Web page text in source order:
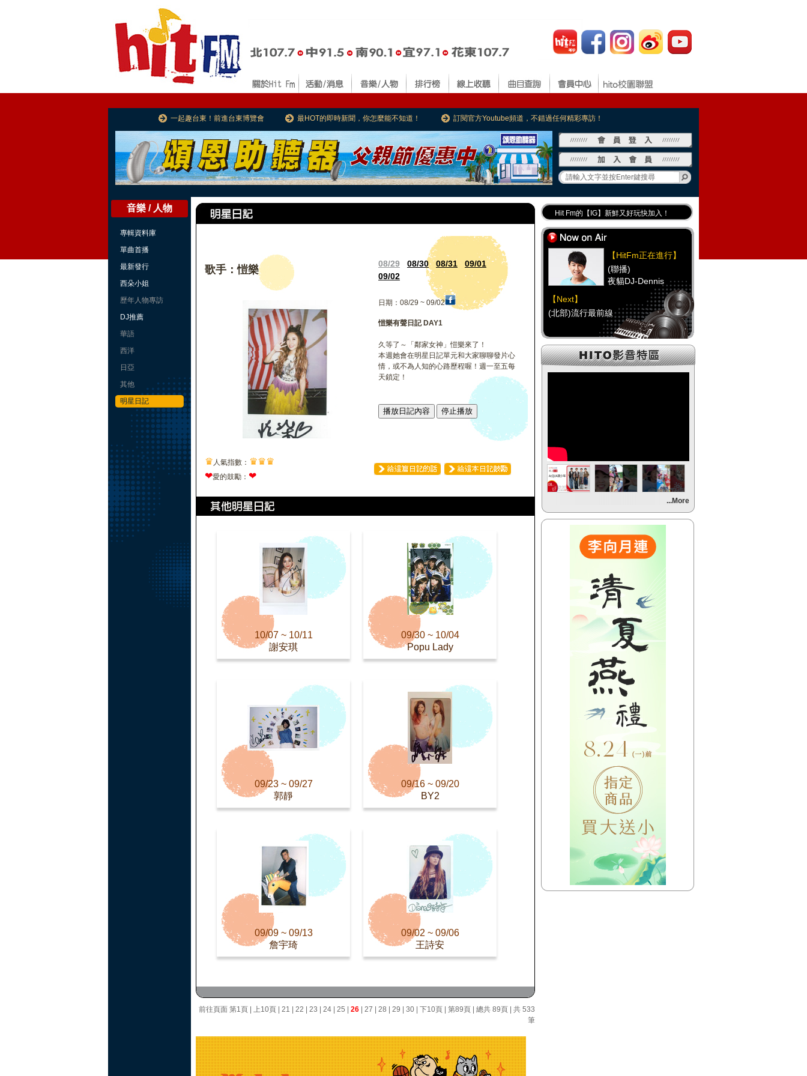
一起趣台東！前進台東博覽會 最HOT的即時新聞，你怎麼能不知道！ 訂閱官方Youtube頻道，不錯過任何精彩專訪！
音樂 / 人物
專輯資料庫
單曲首播
最新發行
西朵小姐
歷年人物專訪
DJ推薦
華語
西洋
日亞
其他
明星日記
歌手：愷樂 08/29 08/30 08/31
09/01
09/02
日期：08/29 ~ 09/02
愷樂有聲日記 DAY1
久等了～「鄰家女神」愷樂來了！
本週她會在明星日記單元和大家聊聊發片心
情，或不為人知的心路歷程喔！週一至五每
天鎖定！
播放日記內容 停止播放
♛ 人氣指數： ♛♛♛
❤愛的鼓勵： ❤
10/07 ~ 10/11
謝安琪
09/30 ~ 10/04
Popu Lady
09/23 ~ 09/27
郭靜
09/16 ~ 09/20
BY2
09/09 ~ 09/13
詹宇琦
09/02 ~ 09/06
王詩安
前往頁面 第1頁 上10頁 21 22 23 24 25 26 27 28 29 30 下10頁 第89頁 | 總共 89頁 | 共 533
筆
Hit Fm的【IG】新鮮又好玩快加入！
Hit Fm【FB臉書粉絲團】等你加入！
最專業《DJ推薦》好音樂千萬別錯過！
好康報報 最新優惠訊息都在這！
【HitFm正在進行】
(聯播)
夜貓DJ-Dennis
【Next】
(北部)流行最前線
【HitFm正在進行】
(聯播)
(聯播)
夜貓DJ-Dennis
【Next】
【HitFm正在進行】
(聯播)
(宜蘭)流行最前線
【HitFm正在進行】
夜貓DJ-Dennis
(花東)流行最精選
...More